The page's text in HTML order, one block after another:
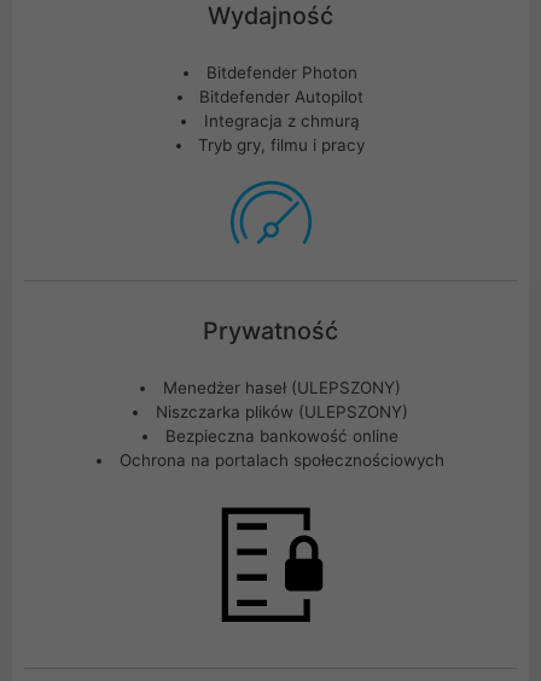
Wydajność
Bitdefender Photon
Bitdefender Autopilot
Integracja z chmurą
Tryb gry, filmu i pracy
Prywatność
Menedżer haseł (ULEPSZONY)
Niszczarka plików (ULEPSZONY)
Bezpieczna bankowość online
Ochrona na portalach społecznościowych